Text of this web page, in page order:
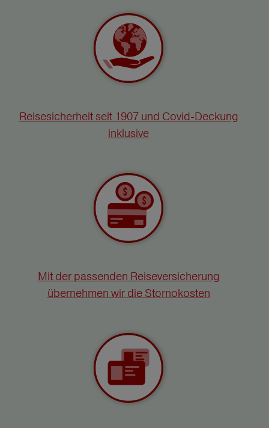
Reisesicherheit seit 1907 und Covid-Deckung
inklusive
Mit der passenden Reiseversicherung
übernehmen wir die Stornokosten